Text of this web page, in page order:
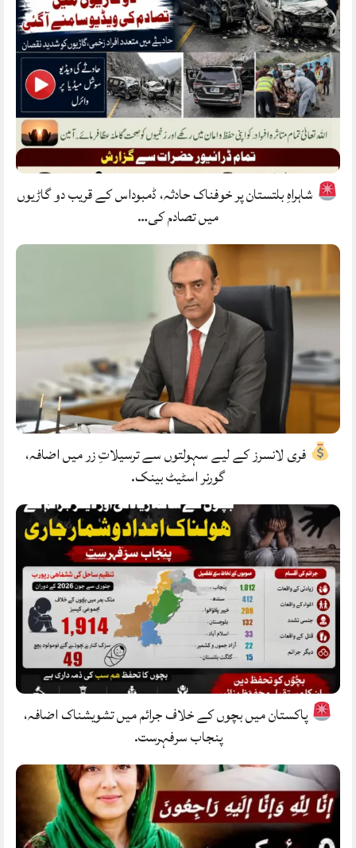
شاہراہِ بلتستان پر خوفناک حادثہ، ڈمبوداس کے قریب دو گاڑیوں
میں تصادم کی…
فری لانسرز کے لیے سہولتوں سے ترسیلاتِ زر میں اضافہ،
گورنر اسٹیٹ بینک.
پاکستان میں بچوں کے خلاف جرائم میں تشویشناک اضافہ،
پنجاب سرفہرست.